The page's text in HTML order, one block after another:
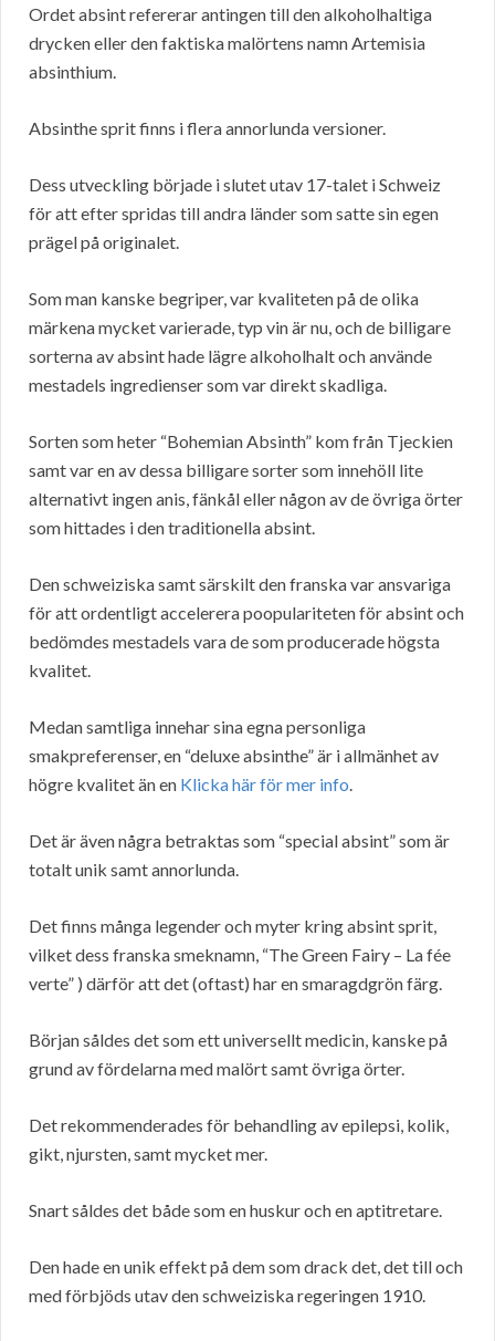
Ordet absint refererar antingen till den alkoholhaltiga
drycken eller den faktiska malörtens namn Artemisia
absinthium.
Absinthe sprit finns i flera annorlunda versioner.
Dess utveckling började i slutet utav 17-talet i Schweiz
för att efter spridas till andra länder som satte sin egen
prägel på originalet.
Som man kanske begriper, var kvaliteten på de olika
märkena mycket varierade, typ vin är nu, och de billigare
sorterna av absint hade lägre alkoholhalt och använde
mestadels ingredienser som var direkt skadliga.
Sorten som heter “Bohemian Absinth” kom från Tjeckien
samt var en av dessa billigare sorter som innehöll lite
alternativt ingen anis, fänkål eller någon av de övriga örter
som hittades i den traditionella absint.
Den schweiziska samt särskilt den franska var ansvariga
för att ordentligt accelerera poopulariteten för absint och
bedömdes mestadels vara de som producerade högsta
kvalitet.
Medan samtliga innehar sina egna personliga
smakpreferenser, en “deluxe absinthe” är i allmänhet av
högre kvalitet än en Klicka här för mer info.
Det är även några betraktas som “special absint” som är
totalt unik samt annorlunda.
Det finns många legender och myter kring absint sprit,
vilket dess franska smeknamn, “The Green Fairy – La fée
verte” ) därför att det (oftast) har en smaragdgrön färg.
Början såldes det som ett universellt medicin, kanske på
grund av fördelarna med malört samt övriga örter.
Det rekommenderades för behandling av epilepsi, kolik,
gikt, njursten, samt mycket mer.
Snart såldes det både som en huskur och en aptitretare.
Den hade en unik effekt på dem som drack det, det till och
med förbjöds utav den schweiziska regeringen 1910.